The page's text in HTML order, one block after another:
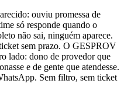
ouviu promessa de
só responde quando o
não sai, ninguém aparece.
sem prazo. O GESPROV
lado: dono de provedor que
e de gente que atendesse.
Sem filtro, sem ticket